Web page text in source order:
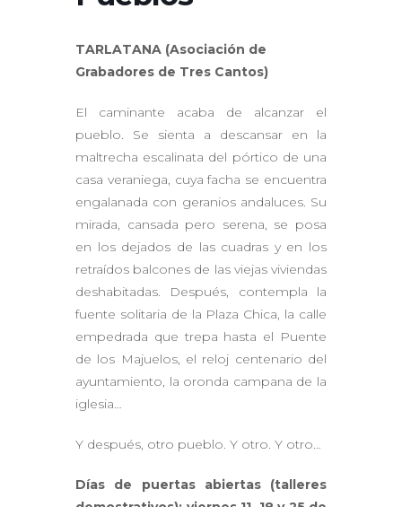
TARLATANA (Asociación de
Grabadores de Tres Cantos)
El caminante acaba de alcanzar el
pueblo. Se sienta a descansar en la
maltrecha escalinata del pórtico de una
casa veraniega, cuya facha se encuentra
engalanada con geranios andaluces. Su
mirada, cansada pero serena, se posa
en los dejados de las cuadras y en los
retraídos balcones de las viejas viviendas
deshabitadas. Después, contempla la
fuente solitaria de la Plaza Chica, la calle
empedrada que trepa hasta el Puente
de los Majuelos, el reloj centenario del
ayuntamiento, la oronda campana de la
iglesia…
Y después, otro pueblo. Y otro. Y otro…
Días de puertas abiertas (talleres